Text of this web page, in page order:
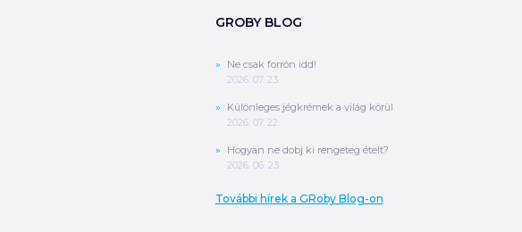
GROBY BLOG
Ne csak forrón idd!
2026. 07. 23.
Különleges jégkrémek a világ körül
2026. 07. 22.
Hogyan ne dobj ki rengeteg ételt?
2026. 06. 23.
További hírek a GRoby Blog-on